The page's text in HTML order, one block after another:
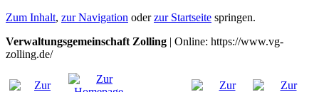
Zum Inhalt, zur Navigation oderzur Startseite springen.
Verwaltungsgemeinschaft Zolling | Online: https://www.vg-
zolling.de/